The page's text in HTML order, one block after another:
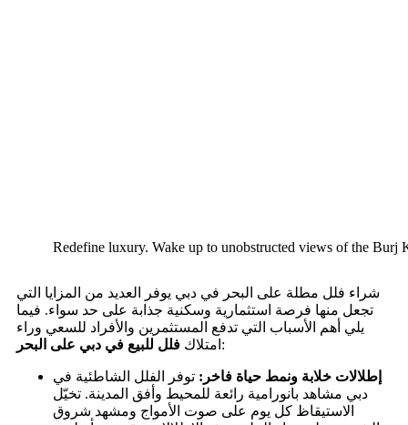
Redefine luxury. Wake up to unobstructed views of the
شراء فلل مطلة على البحر في دبي يوفر العديد من المزايا التي
تجعل منها فرصة استثمارية وسكنية جذابة على حد سواء. فيما
يلي أهم الأسباب التي تدفع المستثمرين والأفراد للسعي وراء
امتلاك فلل للبيع في دبي على البحر :
إطلالات خلابة ونمط حياة فاخر: توفر الفلل الشاطئية في
دبي مشاهد بانورامية رائعة للمحيط وأفق المدينة. تخيّل
الاستيقاظ كل يوم على صوت الأمواج ومشهد شروق